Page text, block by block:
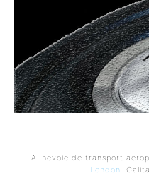
- Ai nevoie de transport
London.